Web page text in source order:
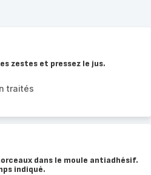
zestes et pressez le jus.
traités
dans le moule antiadhésif.
indiqué.